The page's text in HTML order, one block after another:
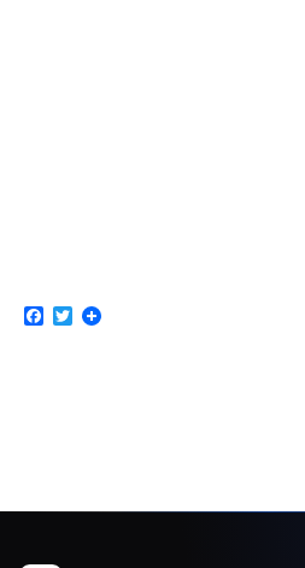
Facebook
Twitter